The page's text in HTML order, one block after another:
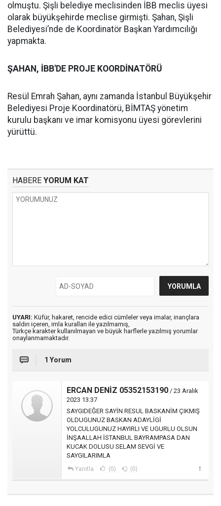
olmuştu. Şişli belediye meclisinden İBB meclis üyesi
olarak büyükşehirde meclise girmişti. Şahan, Şişli
Belediyesi’nde de Koordinatör Başkan Yardımcılığı
yapmakta.
ŞAHAN, İBB'DE PROJE KOORDİNATÖRÜ
Resül Emrah Şahan, aynı zamanda İstanbul Büyükşehir
Belediyesi Proje Koordinatörü, BİMTAŞ yönetim
kurulu başkanı ve imar komisyonu üyesi görevlerini
yürüttü.
HABERE YORUM KAT
UYARI: Küfür, hakaret, rencide edici cümleler veya imalar, inançlara
saldırı içeren, imla kuralları ile yazılmamış,
Türkçe karakter kullanılmayan ve büyük harflerle yazılmış yorumlar
onaylanmamaktadır.
1 Yorum
ERCAN DENİZ 05352153190 / 23 Aralık
2023 13:37
SAYGIDEĞER SAYİN RESUL BASKANİM ÇIKMIŞ
OLDUGUNUZ BASKAN ADAYLİGİ
YOLCULUGUNUZ HAYIRLI VE UGURLU OLSUN
İNŞAALLAH İSTANBUL BAYRAMPASA DAN
KUCAK DOLUSU SELAM SEVGİ VE
SAYGILARIMLA
Yanıtla (0) (0)